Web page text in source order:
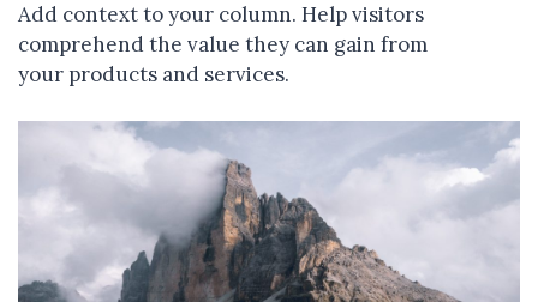
Add context to your column. Help visitors
comprehend the value they can gain from
your products and services.